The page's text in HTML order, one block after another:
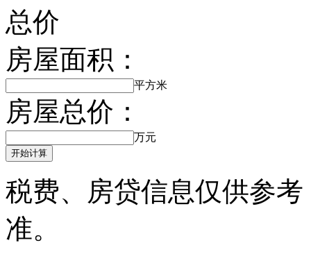
总价
房屋面积：
平方米
房屋总价：
万元
开始计算
税费、房贷信息仅供参
准。